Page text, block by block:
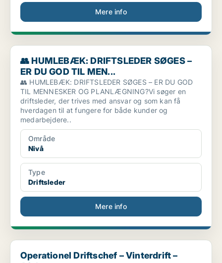
Mere info
👥 HUMLEBÆK: DRIFTSLEDER SØGES – ER DU GOD TIL MEN...
👥 HUMLEBÆK: DRIFTSLEDER SØGES –
ER DU GOD TIL MEN...
👥 HUMLEBÆK: DRIFTSLEDER SØGES – ER DU GOD
TIL MENNESKER OG PLANLÆGNING?Vi søger en
driftsleder, der trives med ansvar og som kan få
hverdagen til at fungere for både kunder og
medarbejdere..
Område
Nivå
Type
Driftsleder
Mere info
Operationel Driftschef – Vinterdrift – Afsluttet
Operationel Driftschef – Vinterdrift –